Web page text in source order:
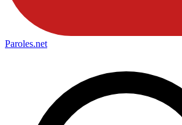
Paroles.net